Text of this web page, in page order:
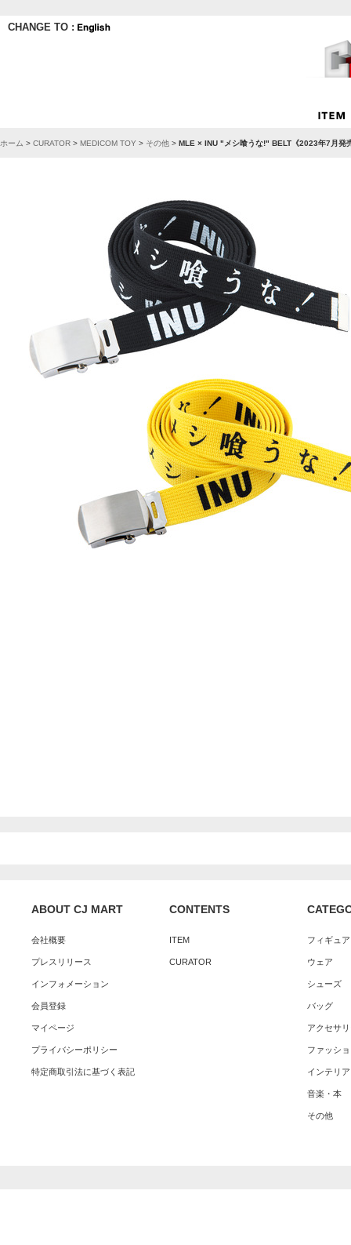
CHANGE TO :
ホーム > CURATOR > MEDICOM TOY > その他 > MLE × INU "メシ喰うな!" BELT《2023年7月発
ABOUT CJ MART
会社概要
プレスリリース
インフォメーション
会員登録
マイページ
プライバシーポリシー
特定商取引法に基づく表記
CONTENTS
ITEM
CURATOR
フィギュ
ウェア
シューズ
バッグ
アクセサ
ファッシ
インテリア
音楽・本
その他